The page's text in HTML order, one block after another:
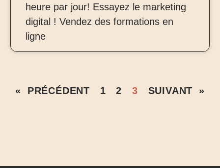
heure par jour! Essayez le marketing
digital ! Vendez des formations en
ligne
« PRÉCÉDENT 1 2 3 SUIVANT »